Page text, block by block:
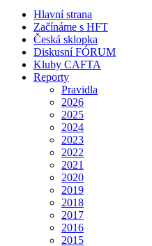
Hlavní strana
Začínáme s HFT
Česká sklopka
Diskusní FÓRUM
Kluby CAFTA
Reporty
Pravidla
2026
2025
2024
2023
2022
2021
2020
2019
2018
2017
2016
2015